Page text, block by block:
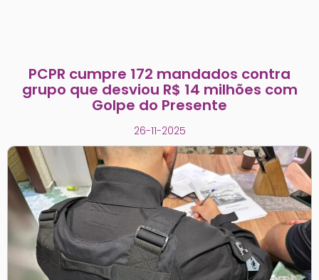
PCPR cumpre 172 mandados contra
grupo que desviou R$ 14 milhões com
Golpe do Presente
26-11-2025